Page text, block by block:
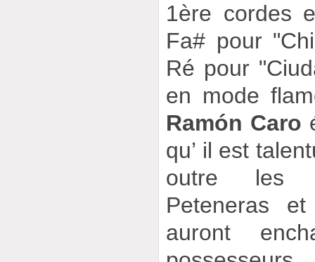
1ère cordes
Fa# pour
Ré pour
en mode
Ramón Caro
qu’ il est
outre les
Peteneras
auront